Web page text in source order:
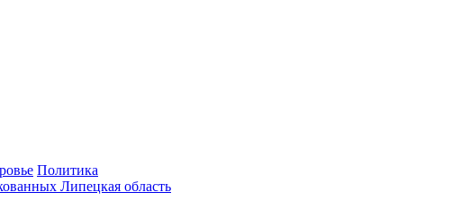
Политика
Липецкая область